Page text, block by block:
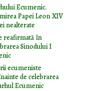
Ecumenic.
Papei Leon XIV
nealterate
reafirmată în
Sinodului I
ecumeniste
de celebrarea
Ecumenic